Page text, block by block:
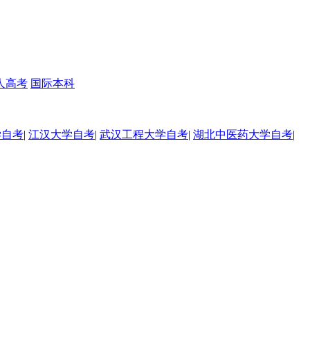
高考 国际本科
考| 江汉大学自考| 武汉工程大学自考| 湖北中医药大学自考|